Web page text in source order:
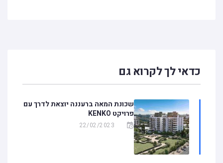
כדאי לך לקרוא גם
שכונת המאה ברעננה יוצאת לדרך עם
פרויקט KENKO
22/02/2023